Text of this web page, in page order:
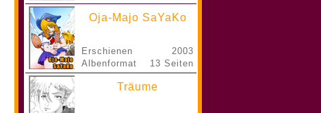
Oja-Majo SaYaKo
Erschienen
Albenformat
2003
13 Seiten
Träume